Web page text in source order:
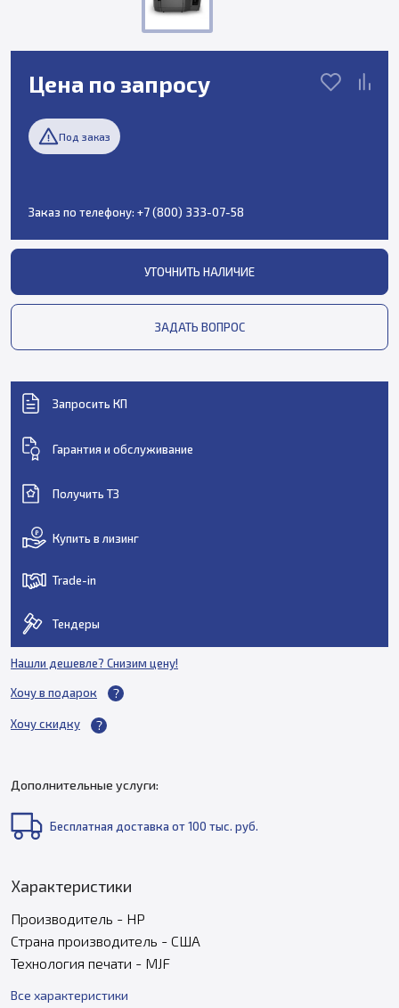
Цена по запросу
Под заказ
Заказ по телефону: +7 (800) 333-07-58
УТОЧНИТЬ НАЛИЧИЕ
ЗАДАТЬ ВОПРОС
Запросить КП
Гарантия и обслуживание
Получить ТЗ
Купить в лизинг
Trade-in
Тендеры
Нашли дешевле? Снизим цену!
Хочу в подарок
Хочу скидку
Дополнительные услуги:
Бесплатная доставка от 100 тыс. руб.
Характеристики
Производитель - HP
Страна производитель - США
Технология печати - MJF
Все характеристики